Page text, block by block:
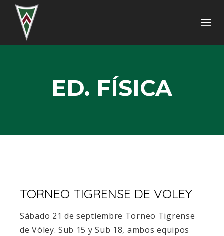
ED. FÍSICA
TORNEO TIGRENSE DE VOLEY
Sábado 21 de septiembre Torneo Tigrense
de Vóley. Sub 15 y Sub 18, ambos equipos